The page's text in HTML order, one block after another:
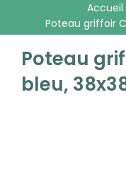
Accueil
Poteau griffoir
Poteau
bleu,